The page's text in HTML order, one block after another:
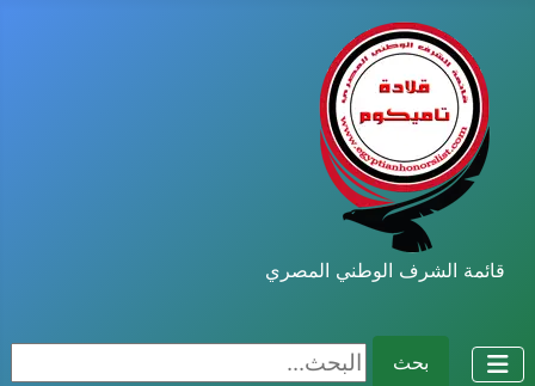
قائمة الشرف الوطني المصري
بحث البحث...